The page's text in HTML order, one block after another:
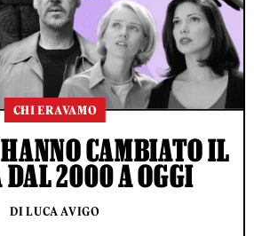
CHI ERAVAMO
CAMBIATO IL
DAL 2000 A OGGI
DI LUCA AVIGO